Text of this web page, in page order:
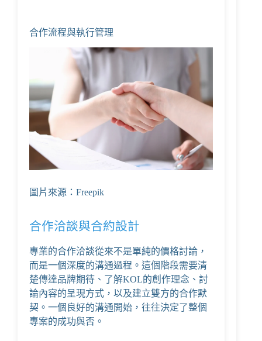
合作流程與執行管理
圖片來源：Freepik
合作洽談與合約設計
專業的合作洽談從來不是單純的價格討論，
而是一個深度的溝通過程。這個階段需要清
楚傳達品牌期待、了解KOL的創作理念、討
論內容的呈現方式，以及建立雙方的合作默
契。一個良好的溝通開始，往往決定了整個
專案的成功與否。